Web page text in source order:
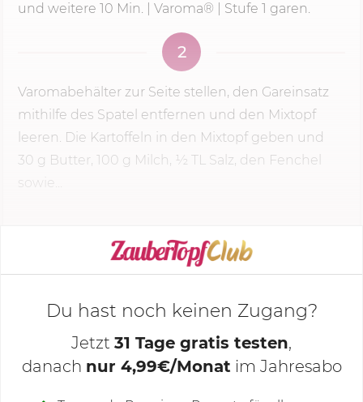
und weitere 10 Min. | Varoma® | Stufe 1 garen.
2
Varomabehälter zur Seite stellen, den Gareinsatz
mithilfe des Spatel entfernen und den Mixtopf
leeren. Die Kartoffeln in den Mixtopf geben und
30 g Butter, 100 g Milch, ½ TL Salz, den Fenchel
sowie...
KOCHMODUS STARTEN
Deine Notizen
Du hast noch keinen Zugang?
Jetzt 31 Tage gratis testen,
danach nur 4,99€/Monat im Jahresabo